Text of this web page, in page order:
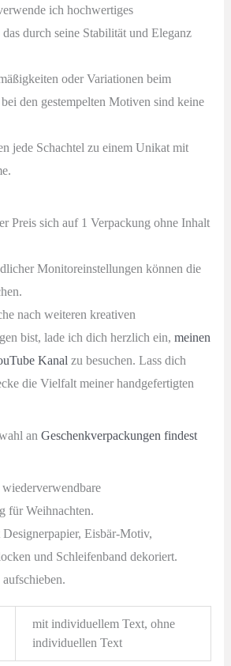
ich hochwertiges
durch seine Stabilität und Eleganz
oder Variationen beim
den gestempelten Motiven sind keine
jede Schachtel zu einem Unikat mit
Preis sich auf 1 Verpackung ohne Inhalt
Monitoreinstellungen können die
nach weiteren kreativen
bist, lade ich dich herzlich ein, meinen
Kanal zu besuchen. Lass dich
die Vielfalt meiner handgefertigten
an Geschenkverpackungen findest
für Weihnachten.
Eisbär-Motiv,
und Schleifenband dekoriert.
mit individuellem Text, ohne
individuellen Text